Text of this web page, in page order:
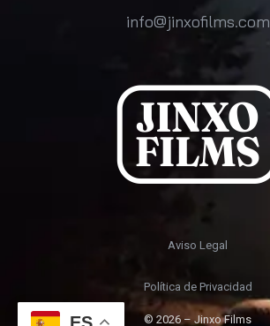
info@jinxofilms.com
Aviso Legal
Política de Privacidad
© 2026 – Jinxo Films